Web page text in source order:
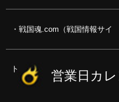
戦国魂.com（戦国情報サイ
ト） 営業日カ